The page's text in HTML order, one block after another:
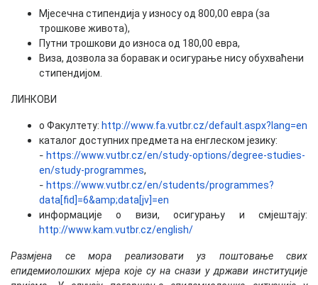
Мјесечна стипендија у износу од 800,00 евра (за
трошкове живота),
Путни трошкови до износа од 180,00 евра,
Виза, дозвола за боравак и осигурање нису обухваћени
стипендијом.
ЛИНКОВИ
о Факултету: http://www.fa.vutbr.cz/default.aspx?lang=en
каталог доступних предмета на енглеском језику:
- https://www.vutbr.cz/en/study-options/degree-studies-
en/study-programmes,
- https://www.vutbr.cz/en/students/programmes?
data[fid]=6&amp;data[jv]=en
информације о визи, осигурању и смјештају:
http://www.kam.vutbr.cz/english/
Размјена се мора реализовати уз поштовање свих
епидемиолошких мјера које су на снази у држави институције